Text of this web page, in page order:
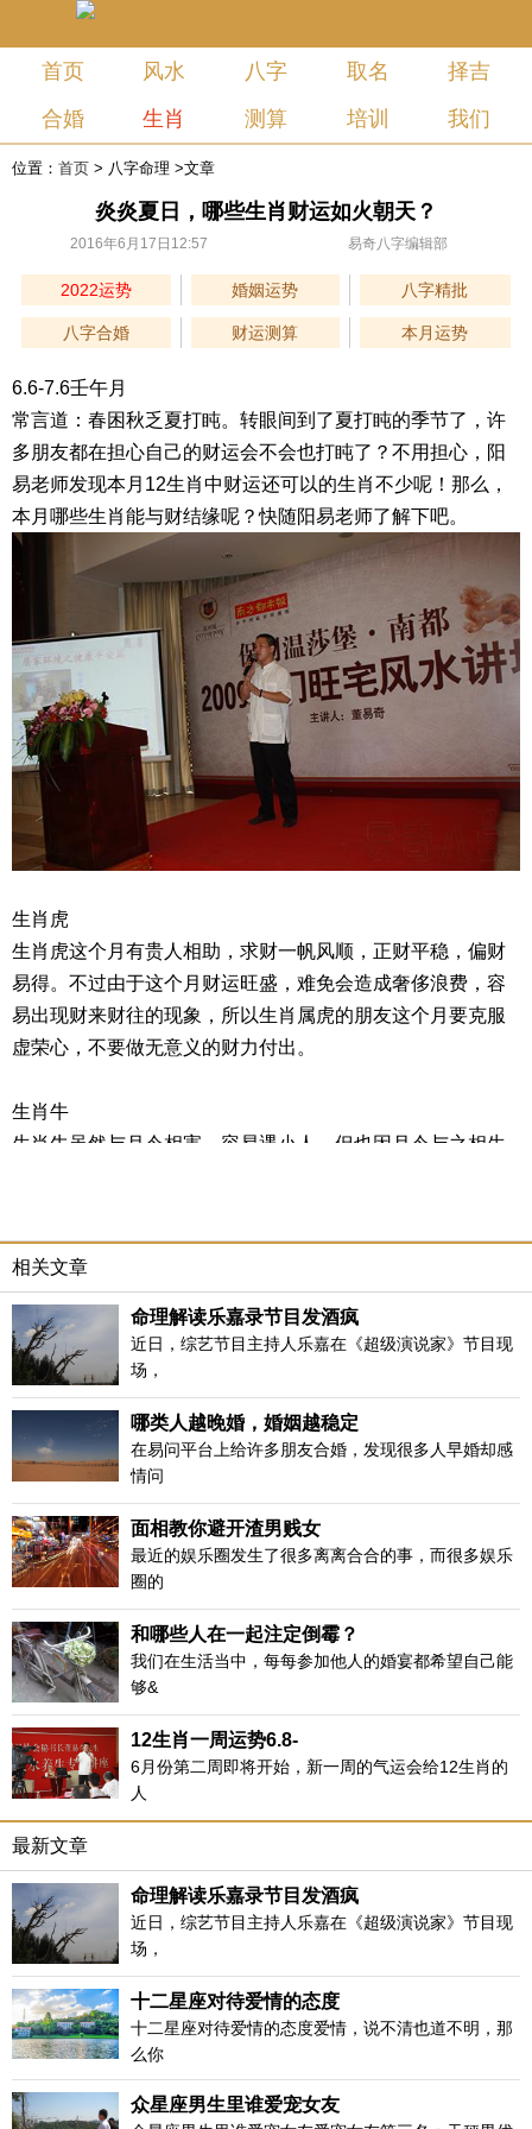
首页 风水 八字 取名
择吉
合婚
生肖 测算 培训 我们
位置： 首页 > 八字命理 >文章
炎炎夏日，哪些生肖财运如火朝天？
2016年6月17日12:57 易奇八字编辑部
2022运势 婚姻运势 八字精批
八字合婚 财运测算 本月运势
6.6-7.6壬午月
常言道：春困秋乏夏打盹。转眼间到了夏打盹的季节了，许
多朋友都在担心自己的财运会不会也打盹了？不用担心，阳
易老师发现本月12生肖中财运还可以的生肖不少呢！那么，
本月哪些生肖能与财结缘呢？快随阳易老师了解下吧。
生肖虎
生肖虎这个月有贵人相助，求财一帆风顺，正财平稳，偏财
易得。不过由于这个月财运旺盛，难免会造成奢侈浪费，容
易出现财来财往的现象，所以生肖属虎的朋友这个月要克服
虚荣心，不要做无意义的财力付出。
生肖牛
生肖牛虽然与月令相害，容易遇小人，但也因月令与之相生
前期工作，以后再逐步深入即可。可以在车上挂上一个貔貅
金钱袋，辟邪又旺财。
生肖兔
虽时有阻滞，但财运上还是颇有收获的。记得要多做储蓄，
开源节流，不要因为小有进账就得意忘形，左手进右手出。
那些不必要的开支，或因要面子的开销，能省则省吧！
生肖龙本月财运情况好转，正财大运开始旺盛，但千万不要
过于自满，应当好好努力，打起十二分精神来工作，把之前
没有得到的利益，借此机会好好表现。
生肖羊
生肖羊代表五行为未土，与月令“午未”合，可以说生肖为羊的
朋友，在今年6月里运势算是好的。同时，六合者为和合之
喜，与人合作方面，容易占优势，财运上易有意想不到的收
获。
生肖猴
生肖猴本月财运还是较好的，正财稳定，只要脚踏实地，勤
勤恳恳，就会有丰厚的收获。如若投机取巧，会有较大的损
失。生肖猴在本月不适合与人合作，需放慢脚步，解决现有
的问题。
生肖鸡
票、期货等。生肖鸡在这个月仕途一帆风顺，会有意外收
相关文章
命理解读乐嘉录节目发酒疯
近日，综艺节目主持人乐嘉在《超级演说家》节目现
场，
哪类人越晚婚，婚姻越稳定
在易问平台上给许多朋友合婚，发现很多人早婚却感
情问
面相教你避开渣男贱女
最近的娱乐圈发生了很多离离合合的事，而很多娱乐
圈的
和哪些人在一起注定倒霉？
我们在生活当中，每每参加他人的婚宴都希望自己能
够&
12生肖一周运势6.8-
6月份第二周即将开始，新一周的气运会给12生肖的
人
最新文章
命理解读乐嘉录节目发酒疯
近日，综艺节目主持人乐嘉在《超级演说家》节目现
场，
十二星座对待爱情的态度
十二星座对待爱情的态度爱情，说不清也道不明，那
么你
众星座男生里谁爱宠女友